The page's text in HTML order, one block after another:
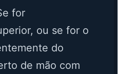
for
ou se for o
do
de mão com